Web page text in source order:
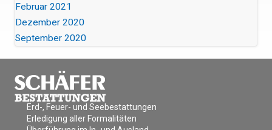
Februar 2021
Dezember 2020
September 2020
Erd-, Feuer- und Seebestattungen
Erledigung aller Formalitäten